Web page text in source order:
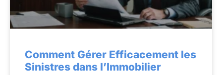
Comment Gérer Efficacement les
Sinistres dans l’Immobilier